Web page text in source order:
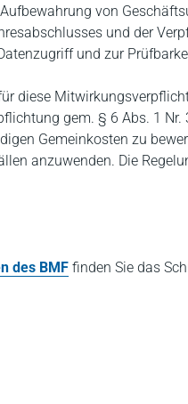
von
und der
und zur
diese
gem. § 6 Abs. 1
Gemeinkosten zu
anzuwenden. Die
des BMF finden Sie das